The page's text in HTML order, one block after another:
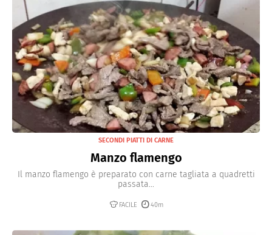
SECONDI PIATTI DI CARNE
Manzo flamengo
Il manzo flamengo è preparato con carne tagliata a quadretti
passata...
FACILE 40m